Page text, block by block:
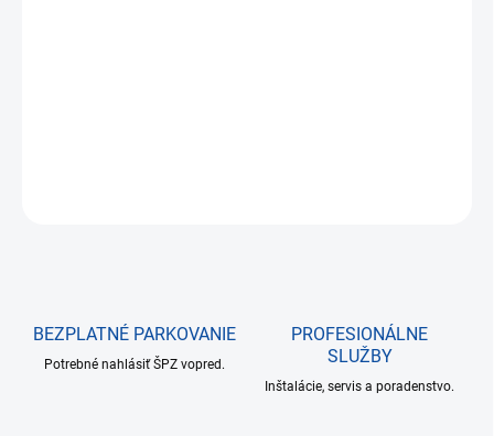
BEZPLATNÉ PARKOVANIE
Potrebné nahlásiť ŠPZ vopred.
PROFESIONÁLNE
SLUŽBY
Inštalácie, servis a poradenstvo.